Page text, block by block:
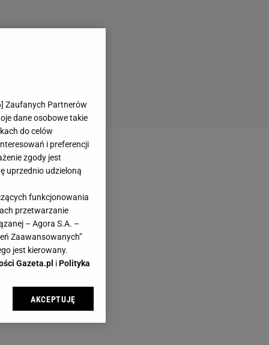
] Zaufanych Partnerów
dane osobowe takie
do celów
i preferencji
zgody jest
uprzednio udzieloną
funkcjonowania
przetwarzanie
– Agora S.A. –
Zaawansowanych”
jest kierowany.
Gazeta.pl iPolityka
sp. z o.o., jej
AKCEPTUJĘ